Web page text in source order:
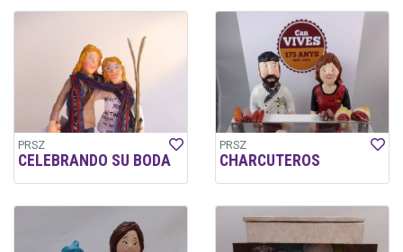
PRSZ
CELEBRANDO SU BODA
PRSZ
CHARCUTEROS